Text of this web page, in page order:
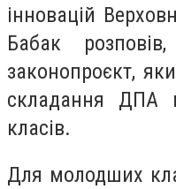
інновацій
Бабак
законопроєкт,
складання ДПА
класів.
Для молодших